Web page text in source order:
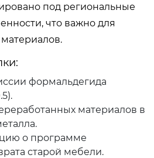
под региональные
что важно для
формальдегида
материалов в
о программе
старой мебели.